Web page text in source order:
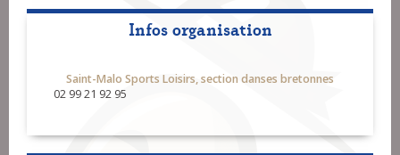
Infos organisation
Saint-Malo Sports Loisirs, section danses bretonnes
02 99 21 92 95